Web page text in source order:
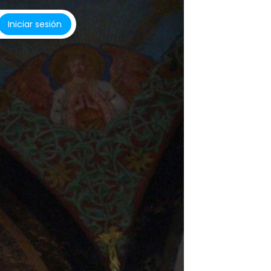
Iniciar sesión